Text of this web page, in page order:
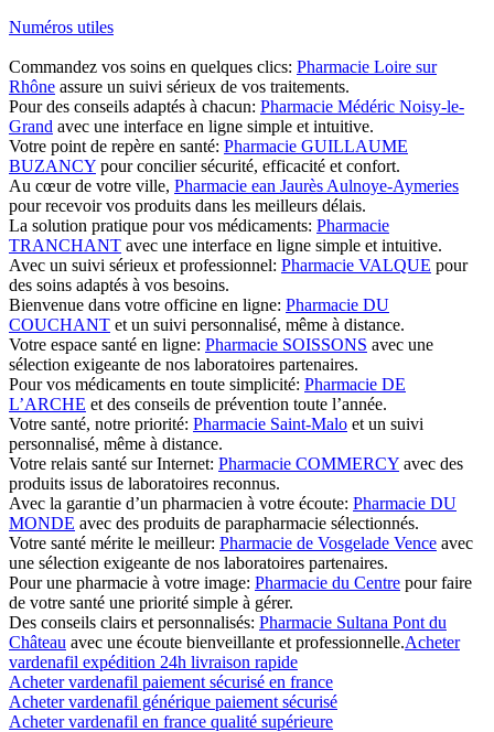
Numéros utiles
Commandez vos soins en quelques clics: Pharmacie Loire sur
Rhône assure un suivi sérieux de vos traitements.
Pour des conseils adaptés à chacun: Pharmacie Médéric Noisy-le-
Grand avec une interface en ligne simple et intuitive.
Votre point de repère en santé: Pharmacie GUILLAUME
BUZANCY pour concilier sécurité, efficacité et confort.
Au cœur de votre ville, Pharmacie ean Jaurès Aulnoye-Aymeries
pour recevoir vos produits dans les meilleurs délais.
La solution pratique pour vos médicaments: Pharmacie
TRANCHANT avec une interface en ligne simple et intuitive.
Avec un suivi sérieux et professionnel: Pharmacie VALQUE pour
des soins adaptés à vos besoins.
Bienvenue dans votre officine en ligne: Pharmacie DU
COUCHANT et un suivi personnalisé, même à distance.
Votre espace santé en ligne: Pharmacie SOISSONS avec une
sélection exigeante de nos laboratoires partenaires.
Pour vos médicaments en toute simplicité: Pharmacie DE
L’ARCHE et des conseils de prévention toute l’année.
Votre santé, notre priorité: Pharmacie Saint-Malo et un suivi
personnalisé, même à distance.
Votre relais santé sur Internet: Pharmacie COMMERCY avec des
produits issus de laboratoires reconnus.
Avec la garantie d’un pharmacien à votre écoute: Pharmacie DU
MONDE avec des produits de parapharmacie sélectionnés.
Votre santé mérite le meilleur: Pharmacie de Vosgelade Vence avec
une sélection exigeante de nos laboratoires partenaires.
Pour une pharmacie à votre image: Pharmacie du Centre pour faire
de votre santé une priorité simple à gérer.
Des conseils clairs et personnalisés: Pharmacie Sultana Pont du
Château avec une écoute bienveillante et professionnelle.Acheter
vardenafil expédition 24h livraison rapide
Acheter vardenafil paiement sécurisé en france
Acheter vardenafil générique paiement sécurisé
Acheter vardenafil en france qualité supérieure